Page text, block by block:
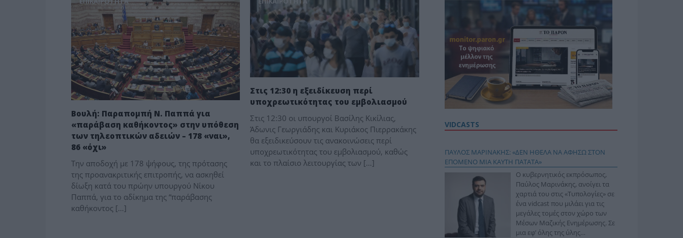
Βουλή: Παραπομπή Ν. Παππά για
«παράβαση καθήκοντος» στην υπόθεση
των τηλεοπτικών αδειών – 178 «ναι»,
86 «όχι»
Την αποδοχή με 178 ψήφους, της πρότασης
της προανακριτικής επιτροπής, να ασκηθεί
δίωξη κατά του πρώην υπουργού Νίκου
Παππά, για το αδίκημα της “παράβασης
καθήκοντος […]
Στις 12:30 η εξειδίκευση περί
υποχρεωτικότητας του εμβολιασμού
Στις 12:30 οι υπουργοί Βασίλης Κικίλιας,
Άδωνις Γεωργιάδης και Κυριάκος Πιερρακάκης
θα εξειδικεύσουν τις ανακοινώσεις περί
υποχρεωτικότητας του εμβολιασμού, καθώς
και το πλαίσιο λειτουργίας των […]
VIDCASTS
ΠΑΥΛΟΣ ΜΑΡΙΝΑΚΗΣ: «ΔΕΝ ΗΘΕΛΑ ΝΑ ΑΦΗΣΩ ΣΤΟΝ
ΕΠΟΜΕΝΟ ΜΙΑ ΚΑΥΤΗ ΠΑΤΑΤΑ»
Ο κυβερνητικός εκπρόσωπος,
Παύλος Μαρινάκης, ανοίγει τα
χαρτιά του στις «Τυπολογίες» σε
ένα vidcast που μιλάει για τις
μεγάλες τομές στον χώρο των
Μέσων Μαζικής Ενημέρωσης. Σε
μια εφ’ όλης της ύλης